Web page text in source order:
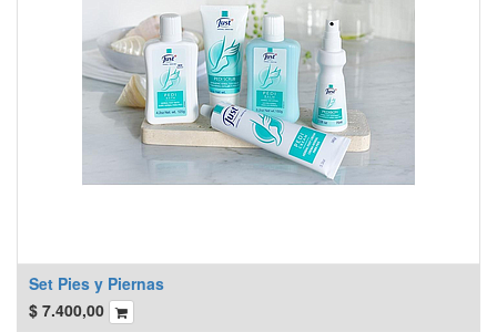
Set Pies y Piernas
$ 7.400,00